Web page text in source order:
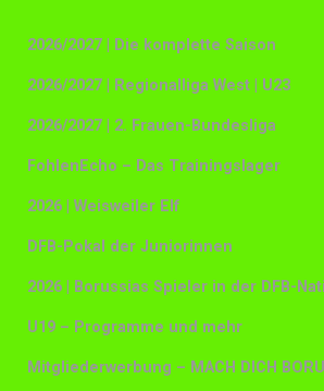
2026/2027 | Die komplette Saison
2026/2027 | Regionalliga West | U23
2026/2027 | 2. Frauen-Bundesliga
FohlenEcho – Das Trainingslager
2026 | Weisweiler Elf
DFB-Pokal der Juniorinnen
2026 | Borussias Spieler in der DFB-
U19 – Programme und mehr
Mitgliederwerbung – MACH DICH